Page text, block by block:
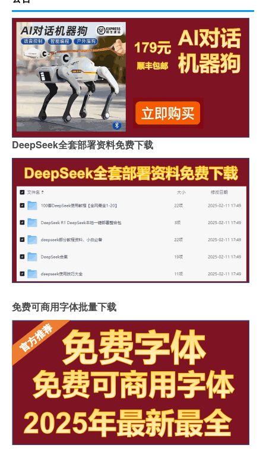
DeepSeek全套部署资料免费下载
免费可商用字体批量下载